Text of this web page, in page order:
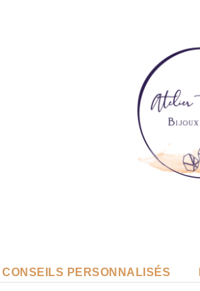
CONSEILS PERSONNALISÉS